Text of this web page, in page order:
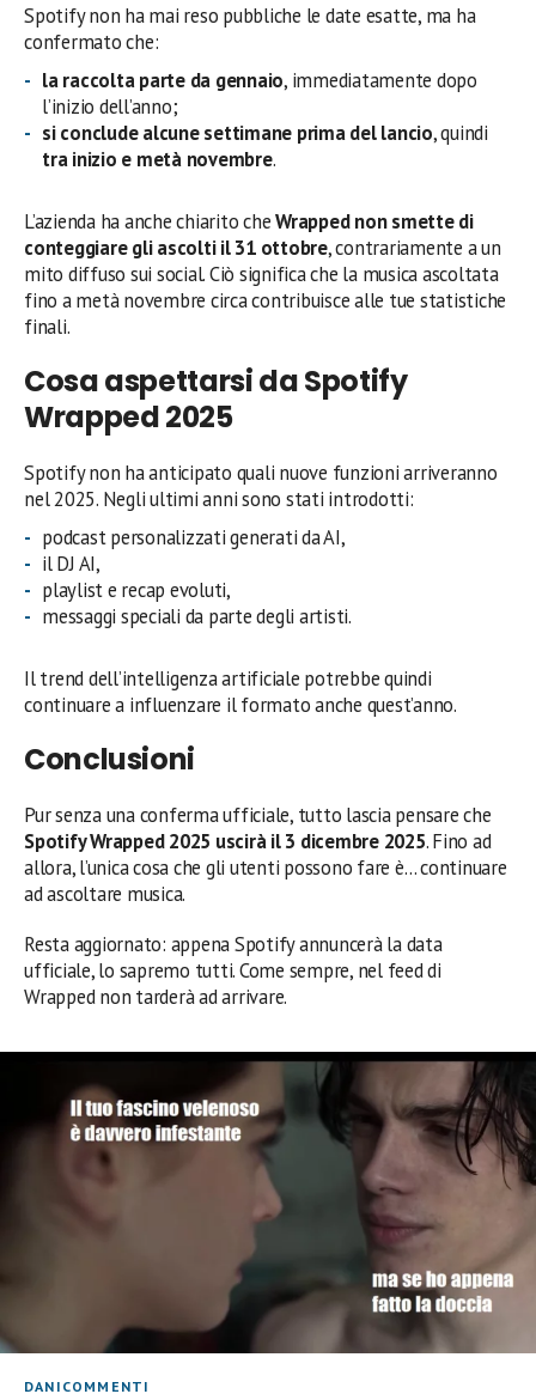
Spotify non ha mai reso pubbliche le date esatte, ma ha
confermato che:
la raccolta parte da gennaio, immediatamente dopo
l’inizio dell’anno;
si conclude alcune settimane prima del lancio, quindi
tra inizio e metà novembre.
L’azienda ha anche chiarito cheWrapped non smette di
conteggiare gli ascolti il 31 ottobre, contrariamente a un
mito diffuso sui social. Ciò significa che la musica ascoltata
fino a metà novembre circa contribuisce alle tue statistiche
finali.
Cosa aspettarsi da Spotify
Wrapped 2025
Spotify non ha anticipato quali nuove funzioni arriveranno
nel 2025. Negli ultimi anni sono stati introdotti:
podcast personalizzati generati da AI,
il DJ AI,
playlist e recap evoluti,
messaggi speciali da parte degli artisti.
Il trend dell’intelligenza artificiale potrebbe quindi
continuare a influenzare il formato anche quest’anno.
Conclusioni
Pur senza una conferma ufficiale, tutto lascia pensare che
Spotify Wrapped 2025 uscirà il 3 dicembre 2025. Fino ad
allora, l’unica cosa che gli utenti possono fare è… continuare
ad ascoltare musica.
Resta aggiornato: appena Spotify annuncerà la data
ufficiale, lo sapremo tutti. Come sempre, nel feed di
Wrapped non tarderà ad arrivare.
DANICOMMENTI